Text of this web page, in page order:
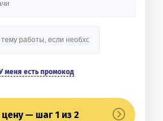
меня есть промокод
цену — шаг 1 из 2